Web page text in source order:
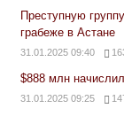
Преступную
грабеже в Астане
31.01.2025 09:40
$888 млн
31.01.2025 09:25